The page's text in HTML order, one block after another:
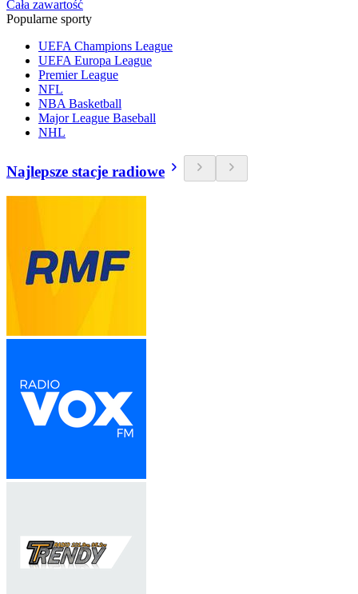
Cała zawartość
Popularne sporty
UEFA Champions League
UEFA Europa League
Premier League
NFL
NBA Basketball
Major League Baseball
NHL
Najlepsze stacje radiowe